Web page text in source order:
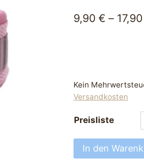
9,90 € – 17,90
Kein
Versandkosten
Preisliste
Hundehalsband
perfekt
In den